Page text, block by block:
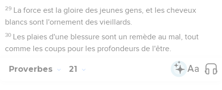
29 La force est la gloire des jeunes gens, et les cheveux
blancs sont l'ornement des vieillards.
30 Les plaies d'une blessure sont un remède au mal, tout
comme les coups pour les profondeurs de l'être.
Proverbes 21